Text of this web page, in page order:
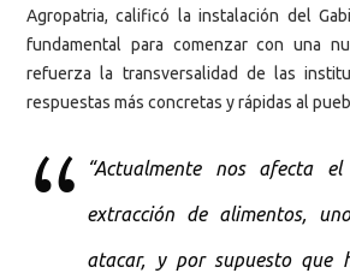
Agropatria, calificó la instalación del
fundamental para comenzar con una
refuerza la transversalidad de las
respuestas más concretas y rápidas al
“Actualmente nos afecta
extracción de alimentos,
atacar, y por supuesto que